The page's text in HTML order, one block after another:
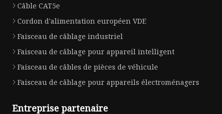
Câble CAT5e
Cordon d'alimentation européen VDE
Faisceau de câblage industriel
Faisceau de câblage pour appareil intelligent
Faisceau de câbles de pièces de véhicule
Faisceau de câblage pour appareils électroménagers
Entreprise partenaire